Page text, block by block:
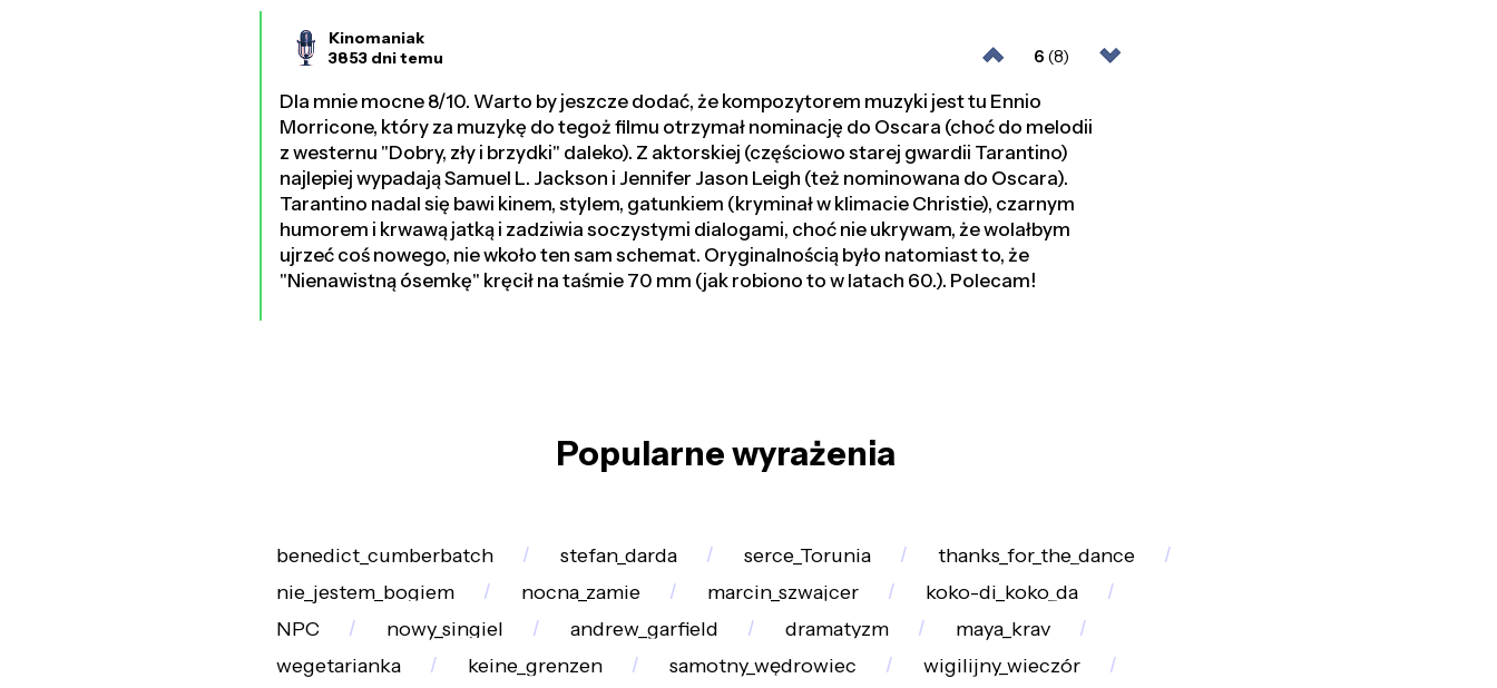
6 (8)
Kinomaniak
3853 dni temu
Dla mnie mocne 8/10. Warto by jeszcze dodać, że kompozytorem muzyki jest tu Ennio
Morricone, który za muzykę do tegoż filmu otrzymał nominację do Oscara (choć do melodii
z westernu "Dobry, zły i brzydki" daleko). Z aktorskiej (częściowo starej gwardii Tarantino)
najlepiej wypadają Samuel L. Jackson i Jennifer Jason Leigh (też nominowana do Oscara).
Tarantino nadal się bawi kinem, stylem, gatunkiem (kryminał w klimacie Christie), czarnym
humorem i krwawą jatką i zadziwia soczystymi dialogami, choć nie ukrywam, że wolałbym
ujrzeć coś nowego, nie wkoło ten sam schemat. Oryginalnością było natomiast to, że
"Nienawistną ósemkę" kręcił na taśmie 70 mm (jak robiono to w latach 60.). Polecam!
Popularne wyrażenia
benedict_cumberbatch stefan_darda serce_Torunia
thanks_for_the_dance
nie_jestem_bogiem
nocna_zamie marcin_szwajcer
koko-di_koko_da
NPC
nowy_singiel andrew_garfield dramatyzm
maya_krav
wegetarianka
keine_grenzen samotny_wędrowiec
wigilijny_wieczór